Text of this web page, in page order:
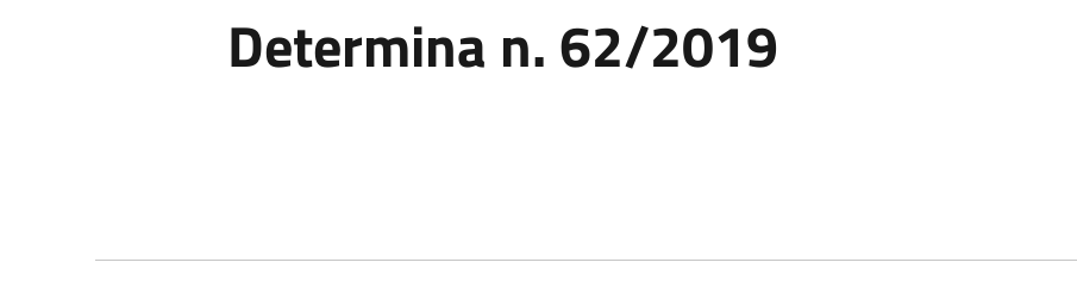
Determina n. 62/2019